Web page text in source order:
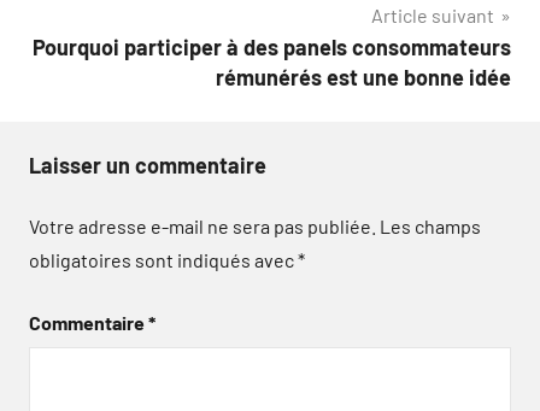
Article suivant
Pourquoi participer à des panels consommateurs
rémunérés est une bonne idée
Laisser un commentaire
Votre adresse e-mail ne sera pas publiée. Les champs
obligatoires sont indiqués avec*
Commentaire*